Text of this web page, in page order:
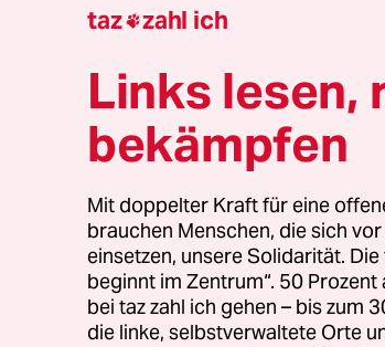
und
fordern in einem
eine möglichst schnelle Ausreise
Gruppe wurde Mitte August von
und sieht sich dort von den
bedroht.
Entführungen, Folter, willkürliche
heißt es in dem Brief. Zuvor
taz zahl ich
Links lesen,
bekämpfen
Mit doppelter Kraft für eine
brauchen Menschen, die sich
einsetzen, unsere Solidarität.
beginnt im Zentrum“. 50
bei taz zahl ich gehen – bis zum
die linke, selbstverwaltete Orte